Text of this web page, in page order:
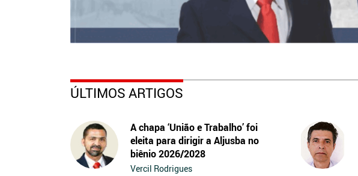
ÚLTIMOS ARTIGOS
A chapa ‘União e Trabalho’ foi
eleita para dirigir a Aljusba no
biênio 2026/2028
Vercil Rodrigues